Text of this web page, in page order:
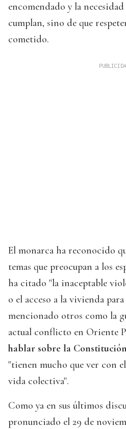
encomendado y la
cumplan, sino de que
cometido.
El monarca ha reconocido
temas que preocupan a los
ha citado "la inaceptable
o el acceso a la vivienda
mencionado otros como la
actual conflicto en Oriente
hablar sobre la
"tienen mucho que ver con
vida colectiva".
Como ya en sus últimos
pronunciado el 29 de